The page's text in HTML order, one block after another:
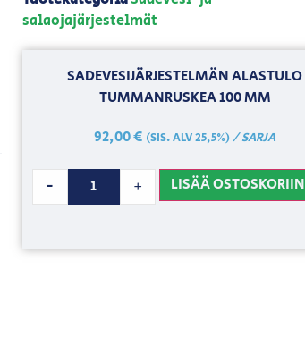
salaojajärjestelmät
SADEVESIJÄRJESTELMÄN ALASTULO
TUMMANRUSKEA 100 MM
92,00€ (SIS. ALV 25,5%)/ SARJA
- + LISÄÄ OSTOSKORIIN